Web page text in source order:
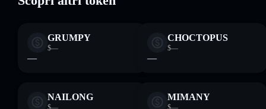
GRUMPY
$—
—
CHOCTOPUS
$—
—
NAILONG
$—
MIMANY
$—